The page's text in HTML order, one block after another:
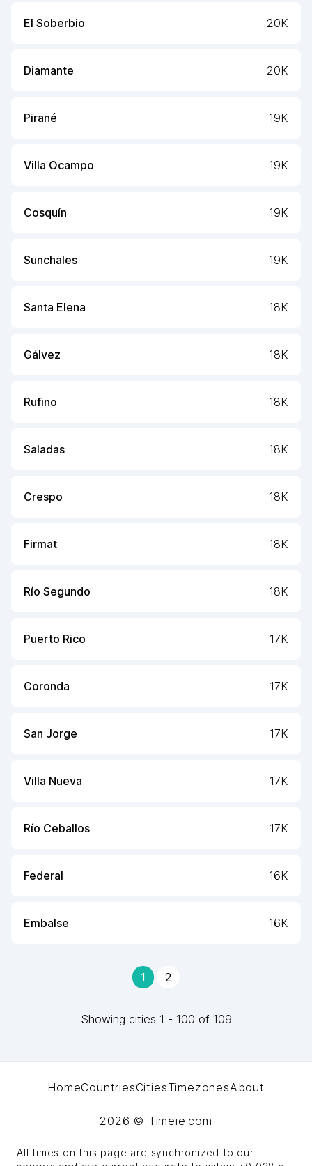
El Soberbio 20K
Diamante 20K
Pirané 19K
Villa Ocampo 19K
Cosquín 19K
Sunchales 19K
Santa Elena 18K
Gálvez 18K
Rufino 18K
Saladas 18K
Crespo 18K
Firmat 18K
Río Segundo 18K
Puerto Rico 17K
Coronda 17K
San Jorge 17K
Villa Nueva 17K
Río Ceballos 17K
Federal 16K
Embalse 16K
1 2
Showing cities 1 - 100 of 109
HomeCountriesCitiesTimezonesAbout
2026 © Timeie.com
All times on this page are synchronized to our